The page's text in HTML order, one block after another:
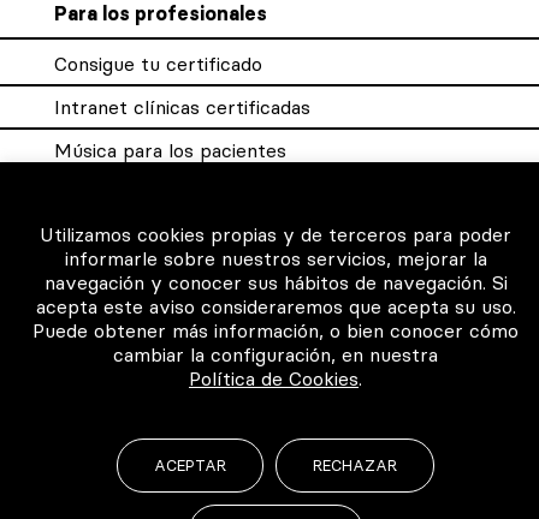
Para los profesionales
Consigue tu certificado
Intranet clínicas certificadas
Música para los pacientes
©2026 Todos los derechos reservados
Utilizamos cookies propias y de terceros para poder
informarle sobre nuestros servicios, mejorar la
navegación y conocer sus hábitos de navegación. Si
acepta este aviso consideraremos que acepta su uso.
Puede obtener más información, o bien conocer cómo
cambiar la configuración, en nuestra
Política de Cookies.
ACEPTAR RECHAZAR